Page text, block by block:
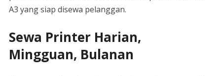
A3 yang siap disewa pelanggan.
Sewa Printer Harian,
Mingguan, Bulanan